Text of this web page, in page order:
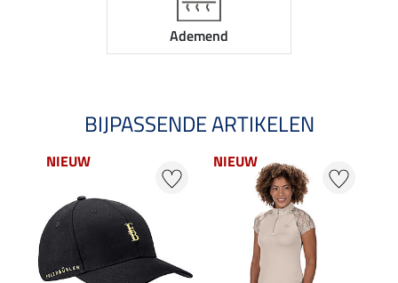
Ademend
BIJPASSENDE ARTIKELEN
NIEUW NIEUW